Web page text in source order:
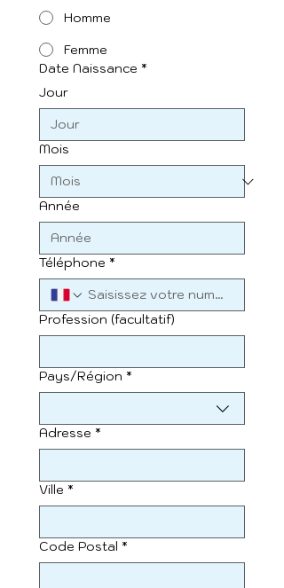
Homme
Femme
Date Naissance *
Jour
Mois
Année
Téléphone *
Profession (facultatif)
Adresse
Pays/Région *
Adresse *
Ville *
Code Postal *